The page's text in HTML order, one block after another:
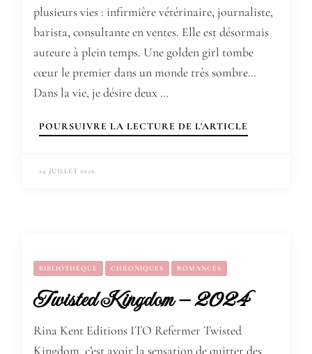
plusieurs vies : infirmière vétérinaire, journaliste,
barista, consultante en ventes. Elle est désormais
auteure à plein temps. Une golden girl tombe
cœur le premier dans un monde très sombre…
Dans la vie, je désire deux …
POURSUIVRE LA LECTURE DE L'ARTICLE
24 JUILLET 2026
BIBLIOTHÈQUE CHRONIQUES ROMANCES
Twisted Kingdom – 2024
Rina Kent Editions ITO Refermer Twisted
Kingdom, c’est avoir la sensation de quitter des